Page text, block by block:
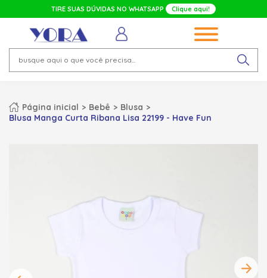
TIRE SUAS DÚVIDAS NO WHATSAPP Clique aqui!
Página inicial Bebê
Blusa
Blusa Manga Curta Ribana Lisa 22199 - Have Fun